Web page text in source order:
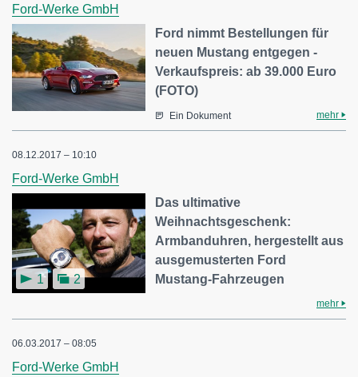
Ford-Werke GmbH
Ford nimmt Bestellungen für
neuen Mustang entgegen -
Verkaufspreis: ab 39.000 Euro
(FOTO)
Ein Dokument mehr
08.12.2017 – 10:10
Ford-Werke GmbH
1 2
Das ultimative
Weihnachtsgeschenk:
Armbanduhren, hergestellt aus
ausgemusterten Ford
Mustang-Fahrzeugen
mehr
06.03.2017 – 08:05
Ford-Werke GmbH